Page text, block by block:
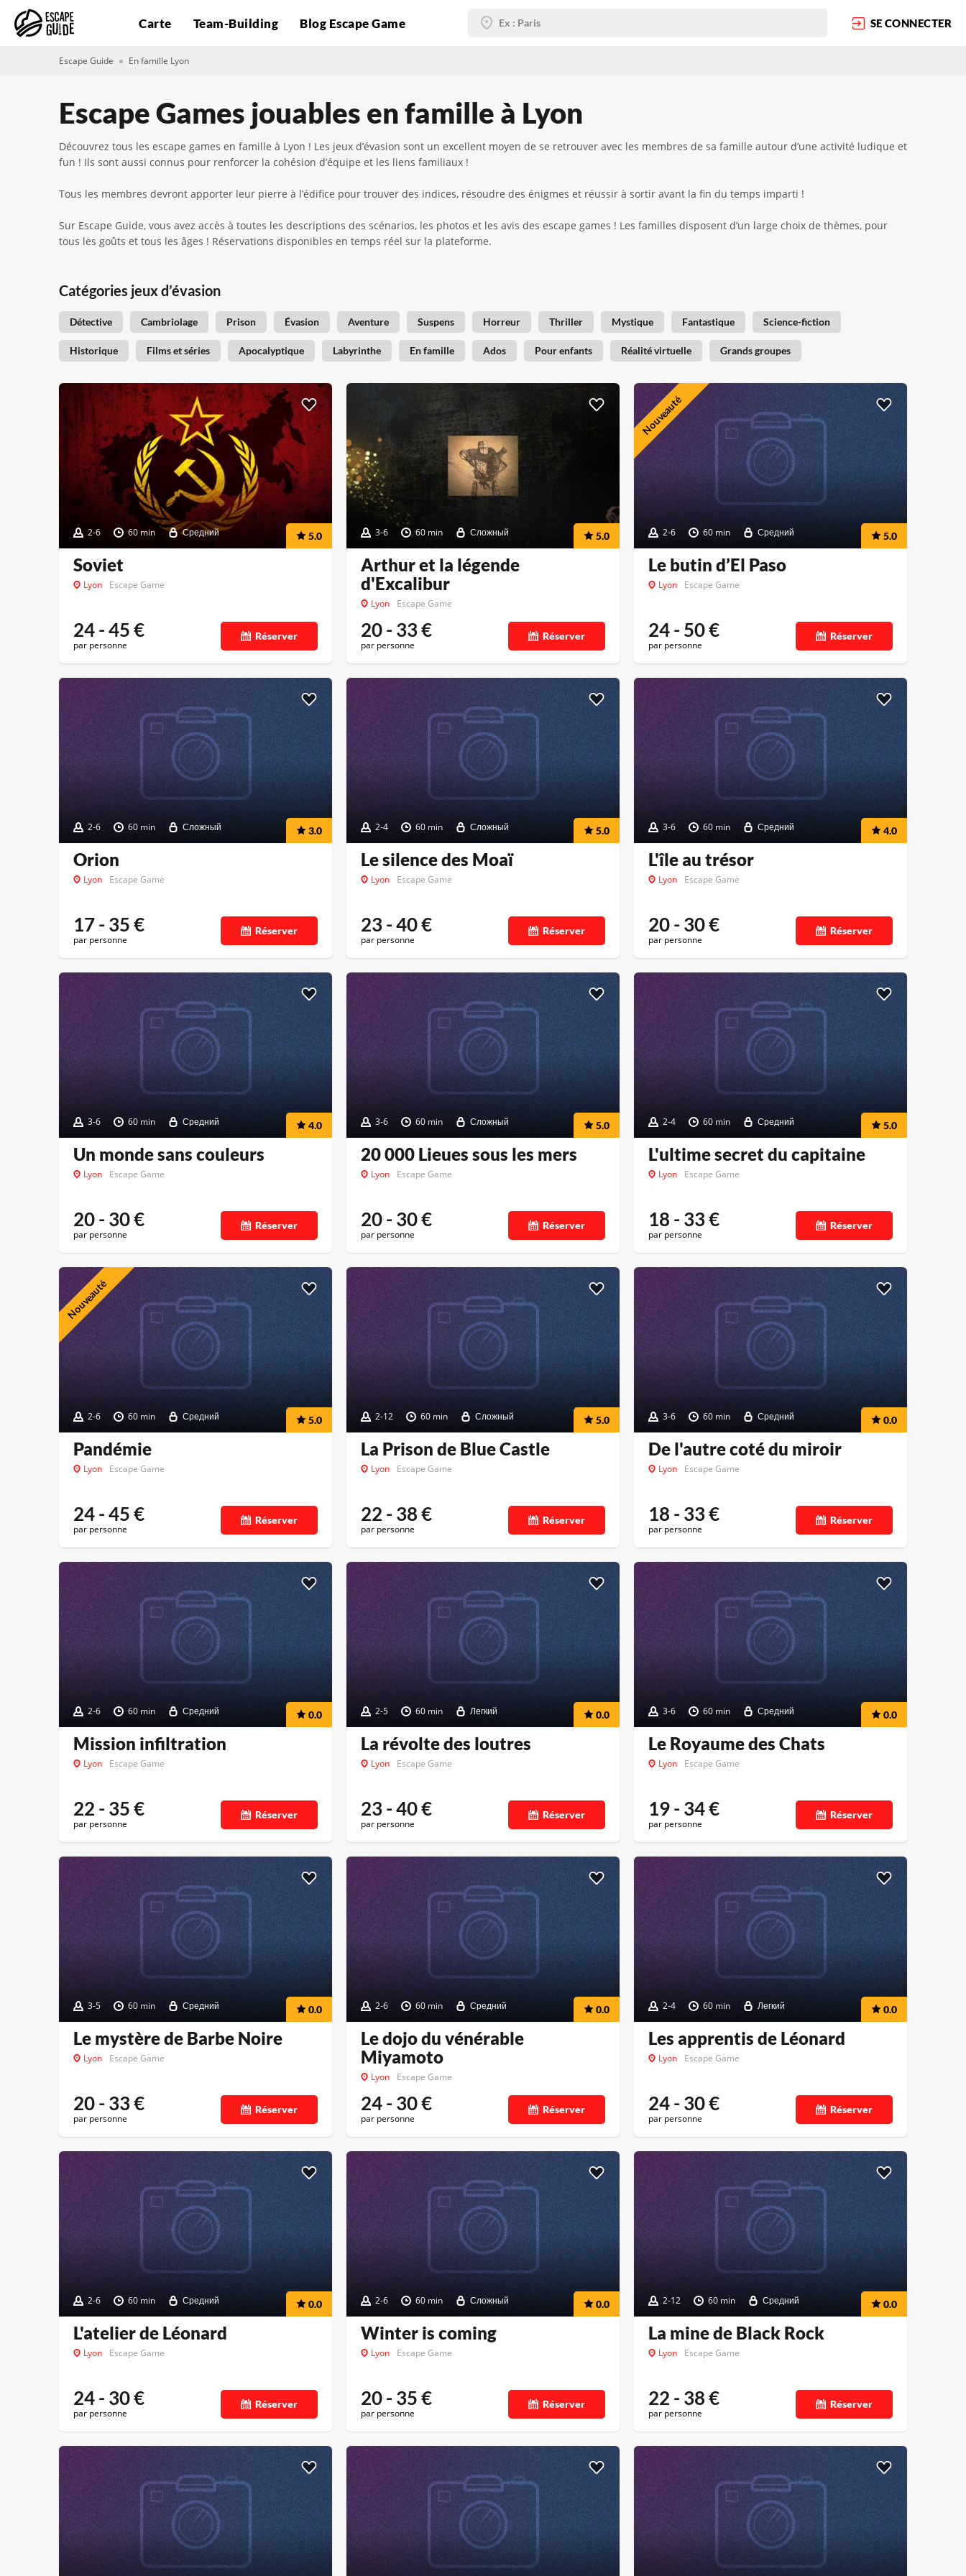
Carte Team-Building Blog Escape Game SE CONNECTER
Escape Guide En famille Lyon
Escape Games jouables en famille à Lyon
Découvrez tous les escape games en famille à Lyon ! Les jeux d’évasion sont un excellent moyen de se retrouver avec les membres de sa famille autour d’une activité ludique et
fun ! Ils sont aussi connus pour renforcer la cohésion d’équipe et les liens familiaux !
Tous les membres devront apporter leur pierre à l’édifice pour trouver des indices, résoudre des énigmes et réussir à sortir avant la fin du temps imparti !
Sur Escape Guide, vous avez accès à toutes les descriptions des scénarios, les photos et les avis des escape games ! Les familles disposent d’un large choix de thèmes, pour
tous les goûts et tous les âges ! Réservations disponibles en temps réel sur la plateforme.
Catégories jeux d’évasion
Détective Cambriolage Prison Évasion Aventure Suspens Horreur Thriller Mystique Fantastique Science-fiction
Historique Films et séries Apocalyptique Labyrinthe En famille Ados Pour enfants Réalité virtuelle Grands groupes
2-6 60 min Средний 5.0
Soviet
Lyon Escape Game
24 - 45€
par personne
Réserver
3-6 60 min Сложный 5.0
Arthur et la légende
d'Excalibur
Lyon Escape Game
20 - 33€
par personne
Réserver
2-6 60 min Средний 5.0
Nouveauté
Le butin d’El Paso
Lyon Escape Game
24 - 50€
par personne
Réserver
2-6 60 min Сложный 3.0
Orion
Lyon Escape Game
17 - 35€
par personne
Réserver
2-4 60 min Сложный 5.0
Le silence des Moaï
Lyon Escape Game
23 - 40€
par personne
Réserver
3-6 60 min Средний 4.0
L'île au trésor
Lyon Escape Game
20 - 30€
par personne
Réserver
3-6 60 min Средний 4.0
Un monde sans couleurs
Lyon Escape Game
20 - 30€
par personne
Réserver
3-6 60 min Сложный 5.0
20 000 Lieues sous les mers
Lyon Escape Game
20 - 30€
par personne
Réserver
2-4 60 min Средний 5.0
L'ultime secret du capitaine
Lyon Escape Game
18 - 33€
par personne
Réserver
2-6 60 min Средний 5.0
Nouveauté
Pandémie
Lyon Escape Game
24 - 45€
par personne
Réserver
2-12 60 min Сложный 5.0
La Prison de Blue Castle
Lyon Escape Game
22 - 38€
par personne
Réserver
3-6 60 min Средний 0.0
De l'autre coté du miroir
Lyon Escape Game
18 - 33€
par personne
Réserver
2-6 60 min Средний 0.0
Mission infiltration
Lyon Escape Game
22 - 35€
par personne
Réserver
2-5 60 min Легкий 0.0
La révolte des loutres
Lyon Escape Game
23 - 40€
par personne
Réserver
3-6 60 min Средний 0.0
Le Royaume des Chats
Lyon Escape Game
19 - 34€
par personne
Réserver
3-5 60 min Средний 0.0
Le mystère de Barbe Noire
Lyon Escape Game
20 - 33€
par personne
Réserver
2-6 60 min Средний 0.0
Le dojo du vénérable
Miyamoto
Lyon Escape Game
24 - 30€
par personne
Réserver
2-4 60 min Легкий 0.0
Les apprentis de Léonard
Lyon Escape Game
24 - 30€
par personne
Réserver
2-6 60 min Средний 0.0
L'atelier de Léonard
Lyon Escape Game
24 - 30€
par personne
Réserver
2-6 60 min Сложный 0.0
Winter is coming
Lyon Escape Game
20 - 35€
par personne
Réserver
2-12 60 min Средний 0.0
La mine de Black Rock
Lyon Escape Game
22 - 38€
par personne
Réserver